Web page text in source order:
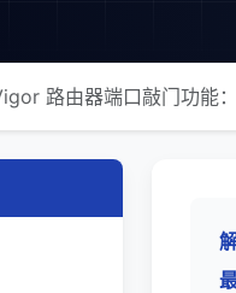
路由器端口敲门功能